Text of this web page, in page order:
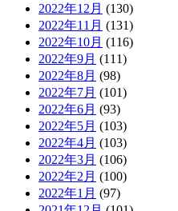
2022年12月 (130)
2022年11月 (131)
2022年10月 (116)
2022年9月 (111)
2022年8月 (98)
2022年7月 (101)
2022年6月 (93)
2022年5月 (103)
2022年4月 (103)
2022年3月 (106)
2022年2月 (100)
2022年1月 (97)